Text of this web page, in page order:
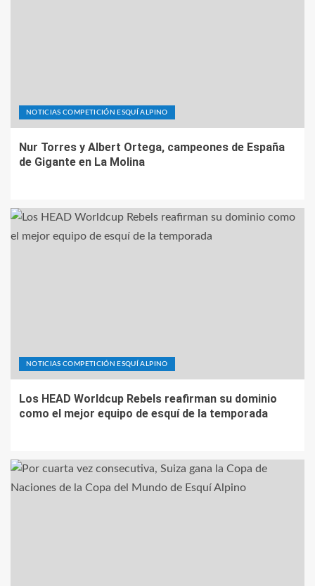
NOTICIAS COMPETICIÓN ESQUÍ ALPINO
Nur Torres y Albert Ortega, campeones de España
de Gigante en La Molina
NOTICIAS COMPETICIÓN ESQUÍ ALPINO
Los HEAD Worldcup Rebels reafirman su dominio
como el mejor equipo de esquí de la temporada